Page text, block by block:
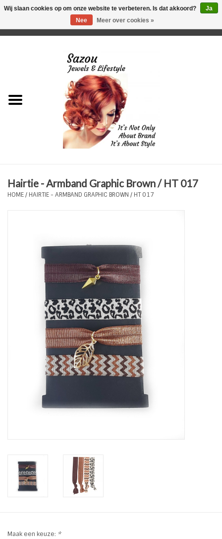
Just for Him
Plus Size Sieraden
Haaraccesoires
Zonnebrillen
ON THE BEACH
Ohlala Jewels
INSPIRATIE
SALE
Hairtie - Armband Graphic Brown / HT 017
HOME/ HAIRTIE - ARMBAND GRAPHIC BROWN / HT 017
Maak een keuze: *
Wij slaan cookies op om onze website te verbeteren. Is dat akkoord?
Ja
Nee
Meer over cookies »